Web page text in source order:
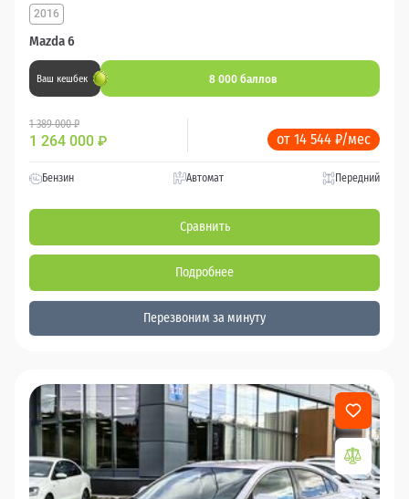
Mazda 6
2016
Ваш кешбек 8 000 баллов
1 389 000 ₽
1 264 000 ₽ от 14 544 ₽/мес
Бензин Автомат Передний
Сравнить
Подробнее
Перезвоним за минуту